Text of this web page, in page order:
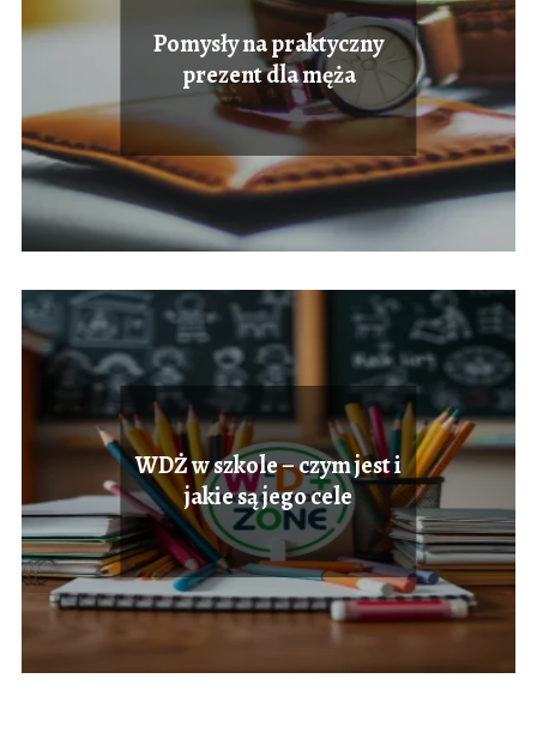
Pomysły na praktyczny
prezent dla męża
WDŻ w szkole – czym jest i
jakie są jego cele